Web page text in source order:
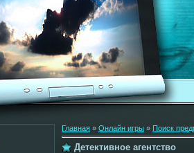
Главная » Онлайн игры » Поиск
Детективное агентство